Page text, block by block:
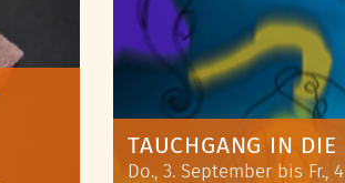
TAUCHGANG IN DIE
Do., 3. September bis Fr.,